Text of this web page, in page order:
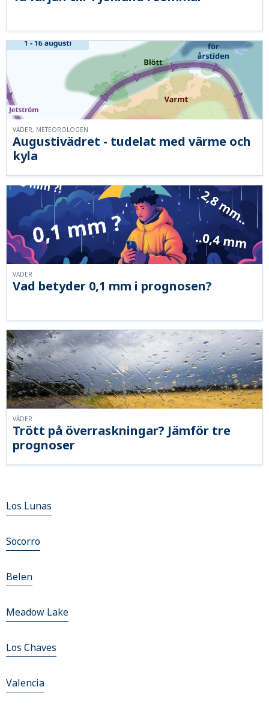
Augustivädret - tudelat med värme och
kyla
VÄDER, METEOROLOGEN
Vad betyder 0,1 mm i prognosen?
VÄDER
Trött på överraskningar? Jämför tre
prognoser
VÄDER
Los Lunas
Socorro
Belen
Meadow Lake
Los Chaves
Valencia